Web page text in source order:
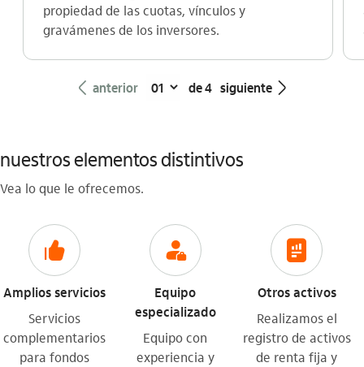
propiedad de las cuotas, vínculos y
gravámenes de los inversores.
seta_esquerda anterior de 4 siguiente seta_direita
nuestros elementos distintivos
Vea lo que le ofrecemos.
icon-itaufonts_curtir
Amplios servicios
Servicios
complementarios
para fondos
icon-itaufonts_gerente
Equipo
especializado
Equipo con
experiencia y
icon-itaufonts_relatorios_financeiros
Otros activos
Realizamos el
registro de activos
de renta fija y